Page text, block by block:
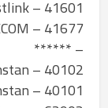
41601 – J.M.T.S Fastlink – ******
– ******
40102 – K’Cell – Kazakhstan
40101 – K-Mobile – Kazakhstan